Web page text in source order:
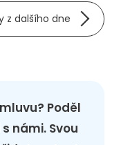
z dalšího dne
Poděl
námi. Svou